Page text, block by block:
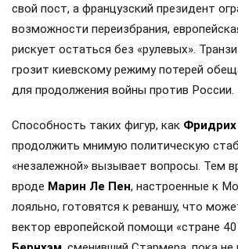
свой пост, а французский президент
возможности переизбрания,
рискует остаться без «рулевых».
грозит киевскому режиму потерей
для продолжения войны против России.
Способность таких фигур, как
продолжить мнимую политическую
«незалежной» вызывает вопросы. Тем
вроде Марин Ле Пен, настроенные к
лояльно, готовятся к реваншу, что
вектор европейской помощи «стране